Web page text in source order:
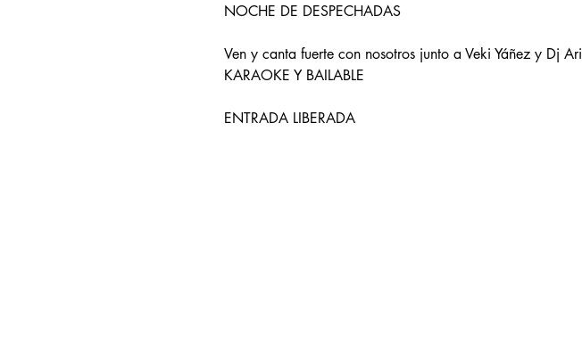
NOCHE DE DESPECHADAS
Ven y canta fuerte con nosotros junto a Veki Yáñez y Dj Ari
KARAOKE Y BAILABLE
ENTRADA LIBERADA